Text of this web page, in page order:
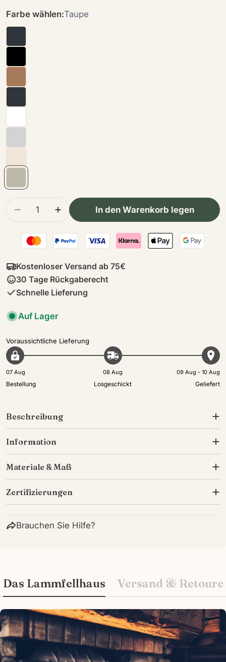
Farbe wählen:Taupe
Menge
Menge für Hematite Lammfellkissen |
Menge für Hematite Lammfellkissen
In den Warenkorb legen
Kostenloser Versand ab 75€
30 Tage Rückgaberecht
Schnelle Lieferung
Auf Lager
Voraussichtliche Lieferung
07 Aug
Bestellung
08 Aug
Losgeschickt
09 Aug - 10 Aug
Geliefert
Beschreibung
Information
Materiale & Maß
Zertifizierungen
Brauchen Sie Hilfe?
Wie können wir Ihnen helfen?
Das Lammfellhaus Versand & Retoure